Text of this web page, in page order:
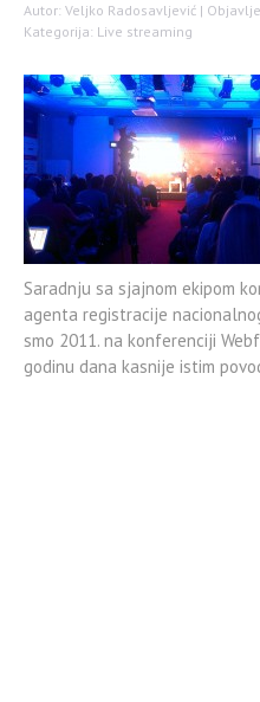
Autor: Veljko Radosavljević |
Kategorija: Live streaming
Saradnju sa sjajnom ekipom
agenta registracije
smo 2011. na konferenciji
godinu dana kasnije istim